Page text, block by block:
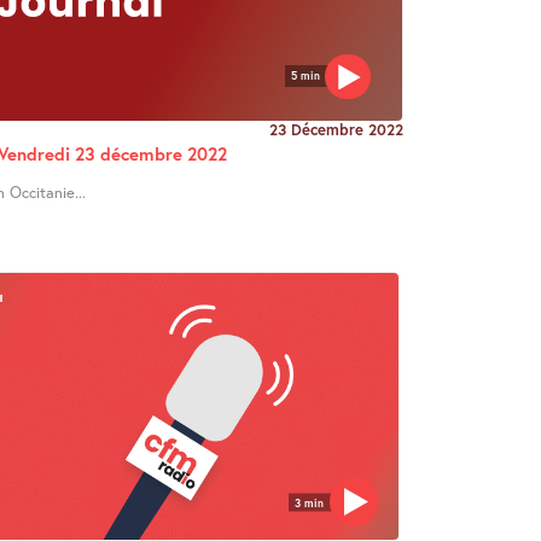
5 min
23 Décembre 2022
23 décembre 2022
Occitanie...
3 min